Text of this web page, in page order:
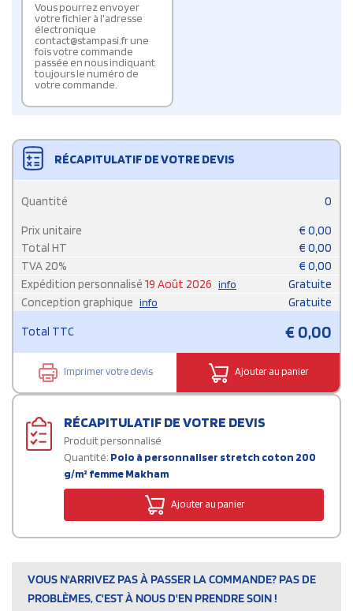
Vous pourrez envoyer
votre fichier à l'adresse
électronique
contact@stampasi.fr une
fois votre commande
passée en nous indiquant
toujours le numéro de
votre commande.
RÉCAPITULATIF DE VOTRE DEVIS
Quantité 0
Prix unitaire € 0,00
Total HT
€ 0,00
TVA 20% € 0,00
Expédition personnalisé 19 Août 2026 info
Gratuite
Conception graphique info Gratuite
Total TTC €0,00
Imprimer votre devis Ajouter au panier
RÉCAPITULATIF DE VOTRE DEVIS
Produit personnalisé
Quantité: Polo à personnaliser stretch coton 200
g/m² femme Makham
Ajouter au panier
VOUS N'ARRIVEZ PAS À PASSER LA COMMANDE? PAS DE
PROBLÈMES, C'EST À NOUS D'EN PRENDRE SOIN !